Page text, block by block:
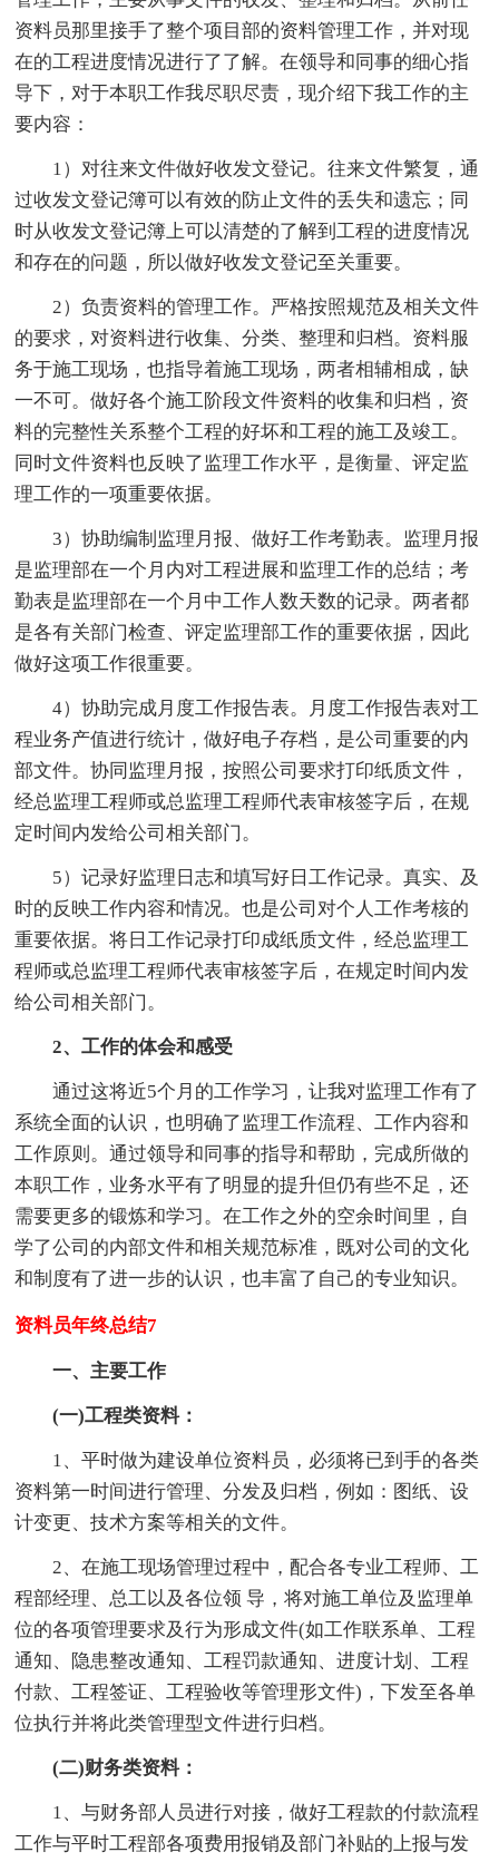
资料员那里接手了整个项目部的资料管理工作，并对现
在的工程进度情况进行了了解。在领导和同事的细心指
导下，对于本职工作我尽职尽责，现介绍下我工作的主
要内容：
1）对往来文件做好收发文登记。往来文件繁复，通
过收发文登记簿可以有效的防止文件的丢失和遗忘；同
时从收发文登记簿上可以清楚的了解到工程的进度情况
和存在的问题，所以做好收发文登记至关重要。
2）负责资料的管理工作。严格按照规范及相关文件
的要求，对资料进行收集、分类、整理和归档。资料服
务于施工现场，也指导着施工现场，两者相辅相成，缺
一不可。做好各个施工阶段文件资料的收集和归档，资
料的完整性关系整个工程的好坏和工程的施工及竣工。
同时文件资料也反映了监理工作水平，是衡量、评定监
理工作的一项重要依据。
3）协助编制监理月报、做好工作考勤表。监理月报
是监理部在一个月内对工程进展和监理工作的总结；考
勤表是监理部在一个月中工作人数天数的记录。两者都
是各有关部门检查、评定监理部工作的重要依据，因此
做好这项工作很重要。
4）协助完成月度工作报告表。月度工作报告表对工
程业务产值进行统计，做好电子存档，是公司重要的内
部文件。协同监理月报，按照公司要求打印纸质文件，
经总监理工程师或总监理工程师代表审核签字后，在规
定时间内发给公司相关部门。
5）记录好监理日志和填写好日工作记录。真实、及
时的反映工作内容和情况。也是公司对个人工作考核的
重要依据。将日工作记录打印成纸质文件，经总监理工
程师或总监理工程师代表审核签字后，在规定时间内发
给公司相关部门。
2、工作的体会和感受
通过这将近5个月的工作学习，让我对监理工作有了
系统全面的认识，也明确了监理工作流程、工作内容和
工作原则。通过领导和同事的指导和帮助，完成所做的
本职工作，业务水平有了明显的提升但仍有些不足，还
需要更多的锻炼和学习。在工作之外的空余时间里，自
学了公司的内部文件和相关规范标准，既对公司的文化
和制度有了进一步的认识，也丰富了自己的专业知识。
资料员年终总结7
一、主要工作
(一)工程类资料：
1、平时做为建设单位资料员，必须将已到手的各类
资料第一时间进行管理、分发及归档，例如：图纸、设
计变更、技术方案等相关的文件。
2、在施工现场管理过程中，配合各专业工程师、工
程部经理、总工以及各位领 导，将对施工单位及监理单
位的各项管理要求及行为形成文件(如工作联系单、工程
通知、隐患整改通知、工程罚款通知、进度计划、工程
付款、工程签证、工程验收等管理形文件)，下发至各单
位执行并将此类管理型文件进行归档。
(二)财务类资料：
1、与财务部人员进行对接，做好工程款的付款流程
工作与平时工程部各项费用报销及部门补贴的上报与发